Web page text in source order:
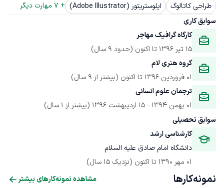
طراحی کاتالوگ
ایلوستریتور (Adobe Illustrator) +
7 مهارت دیگر
سوابق کاری
کارگاه گرافیک مهاجر
15 تیر 1396
تا اکنون (حدود 9 سال)
گروه هنری لام
01 فروردین 1396
تا اکنون (بیشتر از 9 سال)
ترجمان علوم انسانی
01 بهمن 1394
- 15 اردیبهشت 1396
(بیشتر از 1 سال)
سوابق تحصیلی
کارشناسی ارشد
دانشگاه امام صادق علیه السلام
01 مهر 1390
تا اکنون (نزدیک 15 سال)
نمونه‌کارها مشاهده نمونه‌کارهای بیشتر